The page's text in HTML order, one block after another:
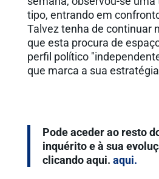
tipo, entrando em
Talvez tenha de continuar
que esta procura de
perfil político
que marca a sua
Pode aceder ao resto
inquérito e à sua
clicando aqui. aqui.